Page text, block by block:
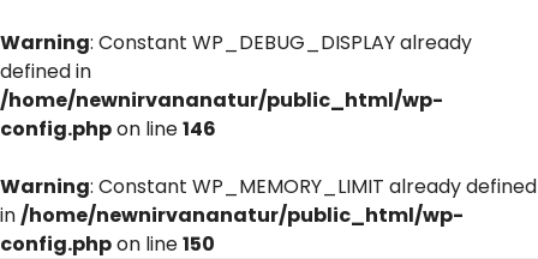
Warning: Constant WP_DEBUG_DISPLAY already
defined in
/home/newnirvananatur/public_html/wp-
config.phpon line146
Warning: Constant WP_MEMORY_LIMIT already defined
in/home/newnirvananatur/public_html/wp-
config.phpon line150